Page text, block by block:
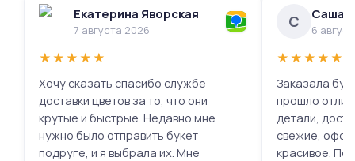
Екатерина Яворская
7 августа 2026
★★★★★
Хочу сказать спасибо службе
доставки цветов за то, что они
крутые и быстрые. Недавно мне
нужно было отправить букет
подруге, и я выбрала их. Мне
С Саша
6
★★★★★
Заказала
прошло
детали,
свежие,
красивое.